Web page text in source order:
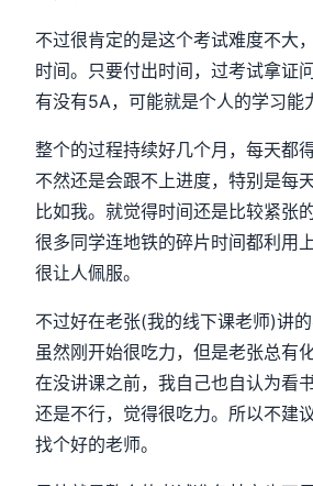
不过很肯定的是这个考试难度不大
时间。只要付出时间，过考试拿证
有没有5A，可能就是个人的学习能
整个的过程持续好几个月，每天都
不然还是会跟不上进度，特别是每
比如我。就觉得时间还是比较紧张
很多同学连地铁的碎片时间都利用
很让人佩服。
不过好在老张(我的线下课老师)讲的
虽然刚开始很吃力，但是老张总有
在没讲课之前，我自己也自认为看
还是不行，觉得很吃力。所以不建
找个好的老师。